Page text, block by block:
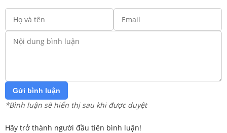
Gửi bình luận
*Bình luận sẽ hiển thị sau khi được duyệt
Hãy trở thành người đầu tiên bình luận!